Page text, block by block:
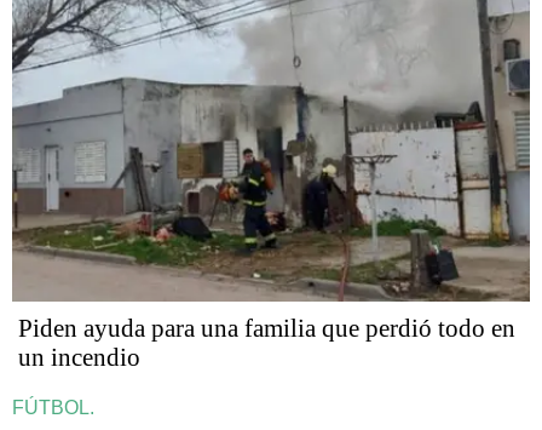
Piden ayuda para una familia que perdió todo en
un incendio
FÚTBOL.